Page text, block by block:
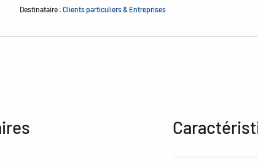
Destinataire : Clients particuliers & Entreprises